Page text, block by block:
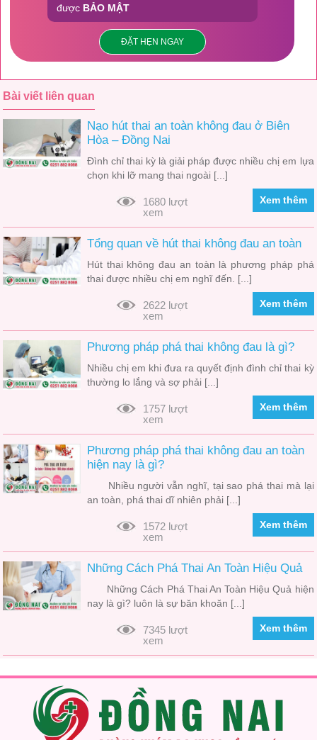
được BẢO MẬT
ĐẶT HẸN NGAY
Bài viết liên quan
Nạo hút thai an toàn không đau ở Biên
Hòa – Đồng Nai
Đình chỉ thai kỳ là giải pháp được nhiều chị em lựa
chọn khi lỡ mang thai ngoài [...]
1680 lượt
xem
Xem thêm
Tổng quan về hút thai không đau an toàn
Hút thai không đau an toàn là phương pháp phá
thai được nhiều chị em nghĩ đến. [...]
2622 lượt
xem
Xem thêm
Phương pháp phá thai không đau là gì?
Nhiều chị em khi đưa ra quyết định đình chỉ thai kỳ
thường lo lắng và sợ phải [...]
1757 lượt
xem
Xem thêm
Phương pháp phá thai không đau an toàn
hiện nay là gì?
Nhiều người vẫn nghĩ, tại sao phá thai mà lại
an toàn, phá thai dĩ nhiên phải [...]
1572 lượt
xem
Xem thêm
Những Cách Phá Thai An Toàn Hiệu Quả
Những Cách Phá Thai An Toàn Hiệu Quả hiện
nay là gì? luôn là sự băn khoăn [...]
7345 lượt
xem
Xem thêm